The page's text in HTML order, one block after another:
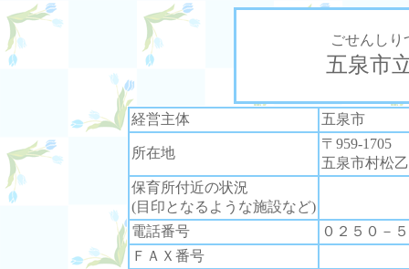
ごせんし
五泉市
経営主体 五泉市
所在地
〒959-1705
五泉市村松
保育所付近の状況
(目印となるような施設など)
電話番号
０２５０－
ＦＡＸ番号